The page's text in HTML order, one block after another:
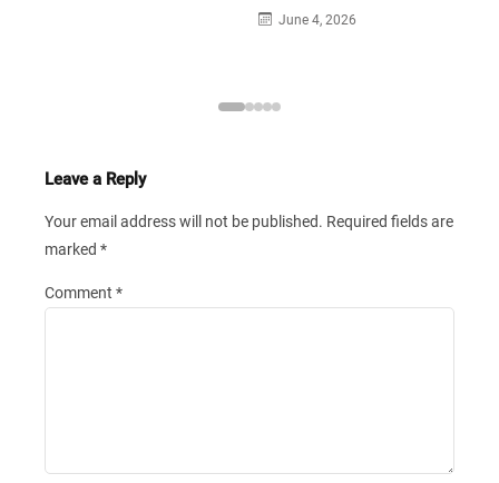
June 4, 2026
Leave a Reply
Your email address will not be published. Required fields are
marked *
Comment *